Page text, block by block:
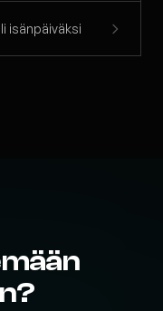
isänpäiväksi